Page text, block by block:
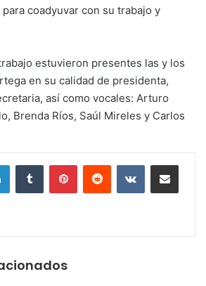
coadyuvar con su trabajo y
estuvieron presentes las y los
en su calidad de presidenta,
así como vocales: Arturo
Brenda Ríos, Saúl Mireles y Carlos
LinkedInTumblr PinterestReddit VKontakteShare via Email